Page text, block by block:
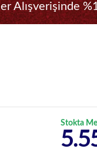
Alışverişinde
Stokta